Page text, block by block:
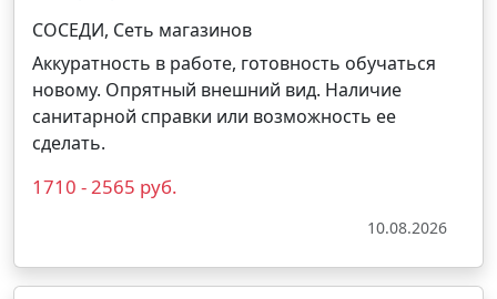
СОСЕДИ, Сеть магазинов
Аккуратность в работе, готовность обучаться
новому. Опрятный внешний вид. Наличие
санитарной справки или возможность ее
сделать.
1710 - 2565 руб.
10.08.2026